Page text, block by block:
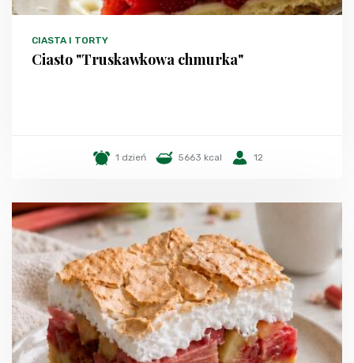
CIASTA I TORTY
Ciasto "Truskawkowa chmurka"
1 dzień 5663 kcal 12